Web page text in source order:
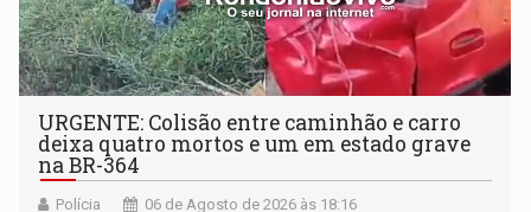
URGENTE: Colisão entre caminhão e carro
deixa quatro mortos e um em estado grave
na BR-364
Polícia 06 de Agosto de 2026 às 18:16